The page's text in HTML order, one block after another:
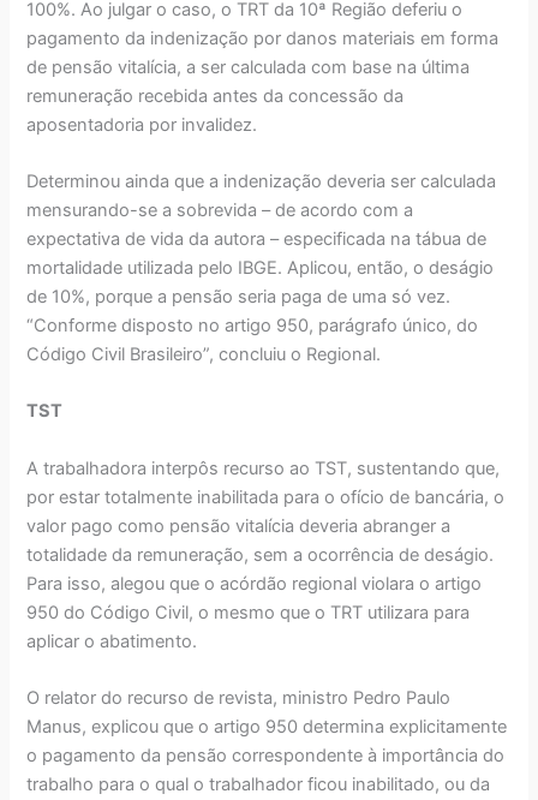
100%. Ao julgar o caso, o TRT da 10ª Região deferiu o
pagamento da indenização por danos materiais em forma
de pensão vitalícia, a ser calculada com base na última
remuneração recebida antes da concessão da
aposentadoria por invalidez.
Determinou ainda que a indenização deveria ser calculada
mensurando-se a sobrevida – de acordo com a
expectativa de vida da autora – especificada na tábua de
mortalidade utilizada pelo IBGE. Aplicou, então, o deságio
de 10%, porque a pensão seria paga de uma só vez.
“Conforme disposto no artigo 950, parágrafo único, do
Código Civil Brasileiro”, concluiu o Regional.
TST
A trabalhadora interpôs recurso ao TST, sustentando que,
por estar totalmente inabilitada para o ofício de bancária, o
valor pago como pensão vitalícia deveria abranger a
totalidade da remuneração, sem a ocorrência de deságio.
Para isso, alegou que o acórdão regional violara o artigo
950 do Código Civil, o mesmo que o TRT utilizara para
aplicar o abatimento.
O relator do recurso de revista, ministro Pedro Paulo
Manus, explicou que o artigo 950 determina explicitamente
o pagamento da pensão correspondente à importância do
trabalho para o qual o trabalhador ficou inabilitado, ou da